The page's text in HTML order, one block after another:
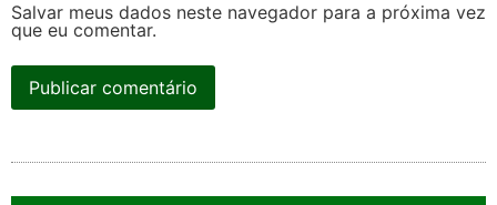
Salvar meus dados neste navegador para a próxima vez
que eu comentar.